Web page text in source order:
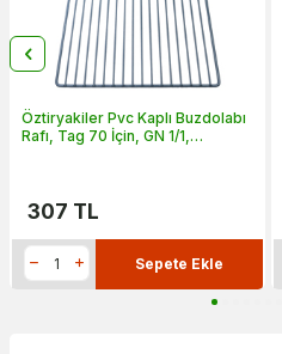
Öztiryakiler Pvc Kaplı Buzdolabı
Rafı, Tag 70 İçin, GN 1/1,
307 TL
Sepete Ekle